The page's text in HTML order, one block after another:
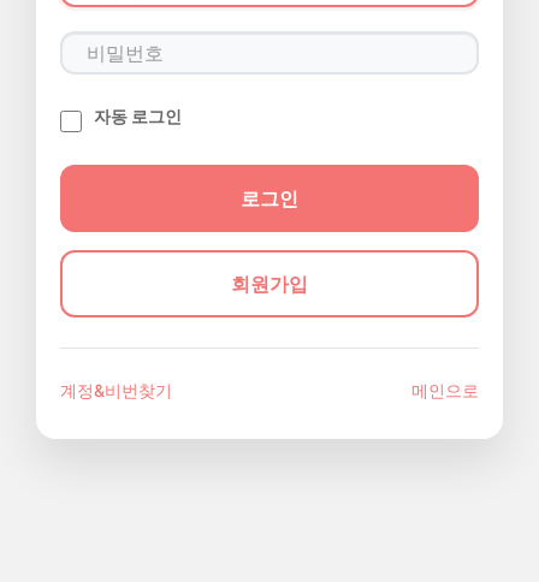
자동 로그인
회원가입
계정&비번찾기 메인으로